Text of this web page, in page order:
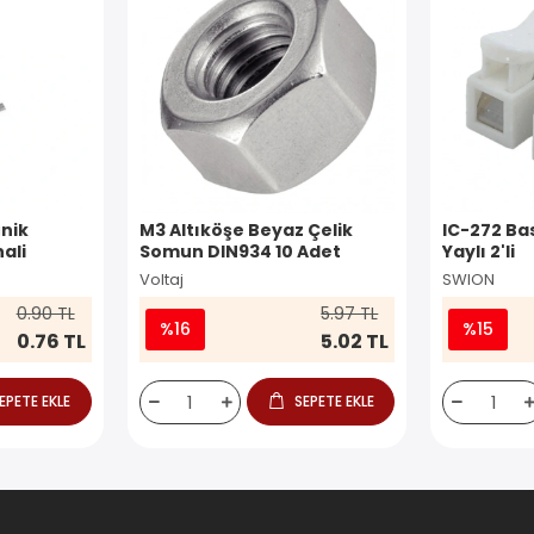
0.90 TL
0.76 TL
EKLE
M3 Altıköşe Beyaz Çelik
Somun DIN934 10 Adet
Voltaj
%16
5.97 TL
5.02 TL
SEPETE EKLE
IC-272
Yaylı 2'li
SWION
%15